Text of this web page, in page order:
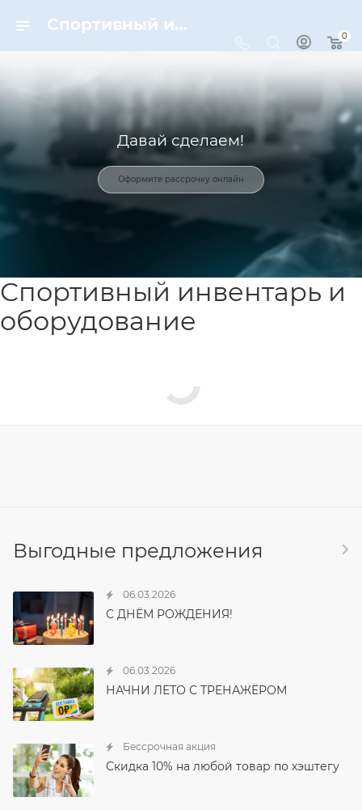
Спортивный инвентарь и оборудование для спорта в Москве | Dynamic-Sport
0
Давай сделаем!
Оформите рассрочку онлайн
Спортивный инвентарь и
оборудование
Выгодные предложения
06.03.2026
С ДНЁМ РОЖДЕНИЯ!
06.03.2026
НАЧНИ ЛЕТО С ТРЕНАЖЁРОМ
Бессрочная акция
Скидка 10% на любой товар по хэштегу